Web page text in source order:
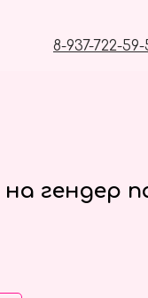
8-937-722-59-
гендер